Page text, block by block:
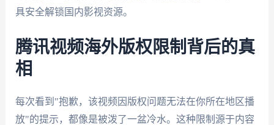
具安全解锁国内影视资源。
腾讯视频海外版权限制背后的真
相
每次看到"抱歉，该视频因版权问题无法在你所在地区播
放"的提示，都像是被泼了一盆冷水。这种限制源于内容